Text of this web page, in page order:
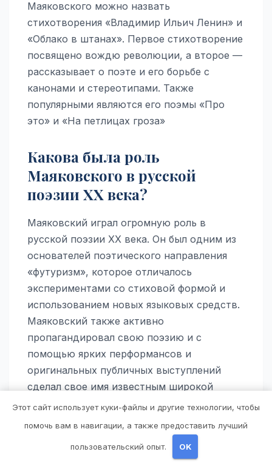
Маяковского можно назвать
стихотворения «Владимир Ильич Ленин» и
«Облако в штанах». Первое стихотворение
посвящено вождю революции, а второе —
рассказывает о поэте и его борьбе с
канонами и стереотипами. Также
популярными являются его поэмы «Про
это» и «На петлицах гроза»
Какова была роль
Маяковского в русской
поэзии XX века?
Маяковский играл огромную роль в
русской поэзии XX века. Он был одним из
основателей поэтического направления
«футуризм», которое отличалось
экспериментами со стиховой формой и
использованием новых языковых средств.
Маяковский также активно
пропагандировал свою поэзию и с
помощью ярких перформансов и
оригинальных публичных выступлений
сделал свое имя известным широкой
публике.
Каким образом трагические
события личной жизни
Этот сайт использует куки-файлы и другие технологии, чтобы
помочь вам в навигации, а также предоставить лучший
пользовательский опыт. OK